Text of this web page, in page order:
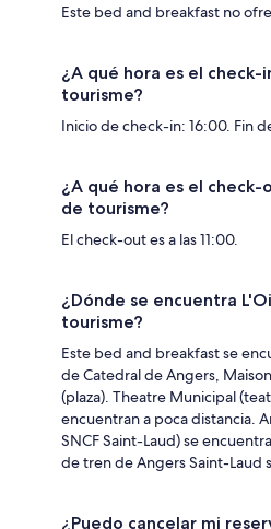
Este bed and breakfast no
¿A qué hora es el
tourisme?
Inicio de check-in: 16:00. Fin
¿A qué hora es el
de tourisme?
El check-out es a las 11:00.
¿Dónde se encuentra
tourisme?
Este bed and breakfast se
de Catedral de Angers,
(plaza). Theatre Municipal
encuentran a poca distancia.
SNCF Saint-Laud) se
de tren de Angers Saint-Laud
¿Puedo cancelar mi